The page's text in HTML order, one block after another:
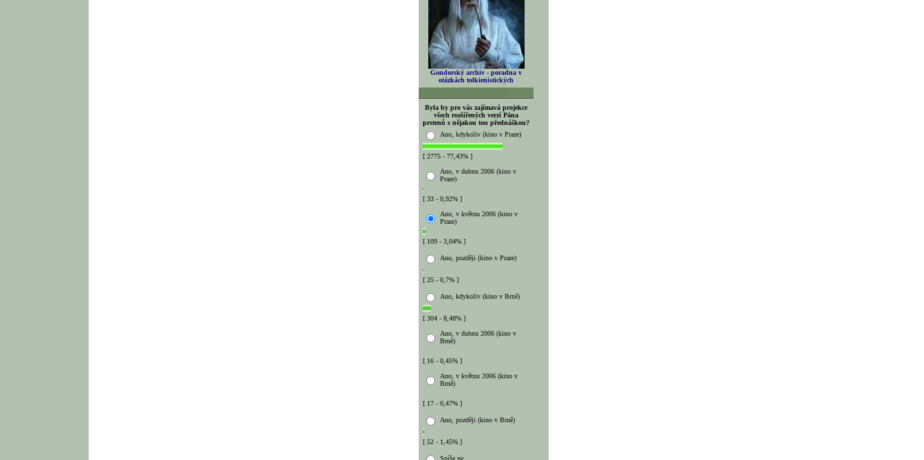
Gondorský archiv - poradna v
otázkách tolkienistických
Byla by pro vás zajímavá projekce
všech rozšířených verzí Pána
prstenů s nějakou tou přednáškou?
Ano, kdykoliv (kino v Praze)
[ 2775 - 77,43% ]
Ano, v dubnu 2006 (kino v
Praze)
[ 33 - 0,92% ]
Ano, v květnu 2006 (kino v
Praze)
[ 109 - 3,04% ]
Ano, později (kino v Praze)
[ 25 - 0,7% ]
Ano, kdykoliv (kino v Brně)
[ 304 - 8,48% ]
Ano, v dubnu 2006 (kino v
Brně)
[ 16 - 0,45% ]
Ano, v květnu 2006 (kino v
Brně)
[ 17 - 0,47% ]
Ano, později (kino v Brně)
[ 52 - 1,45% ]
Spíše ne